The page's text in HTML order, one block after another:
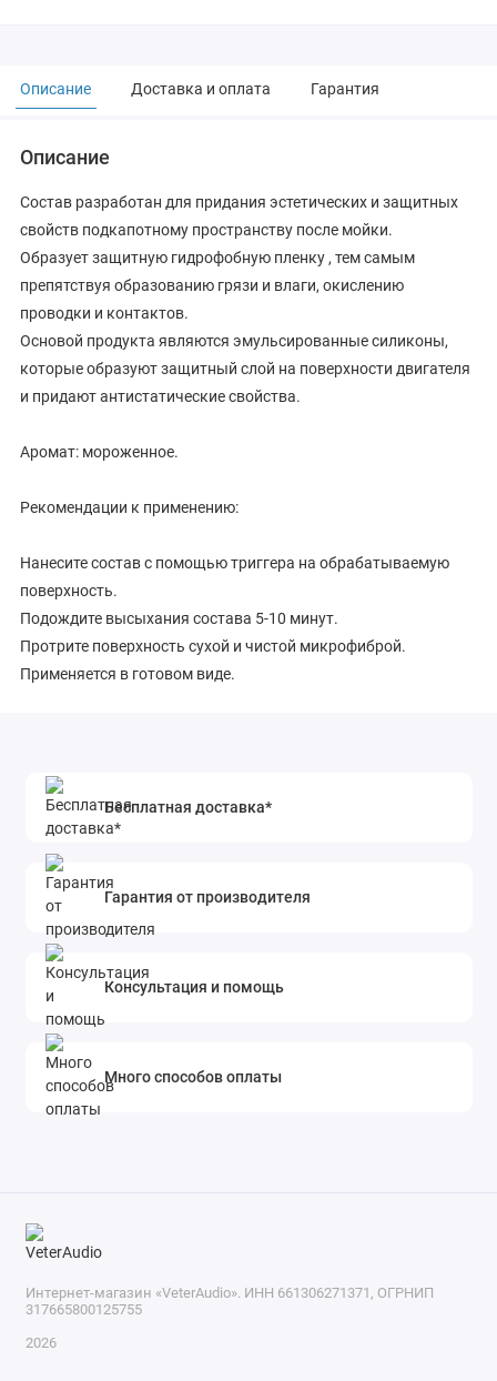
Описание Доставка и оплата Гарантия
Описание
Состав разработан для придания эстетических и защитных
свойств подкапотному пространству после мойки.
Образует защитную гидрофобную пленку , тем самым
препятствуя образованию грязи и влаги, окислению
проводки и контактов.
Основой продукта являются эмульсированные силиконы,
которые образуют защитный слой на поверхности двигателя
и придают антистатические свойства.
Аромат: мороженное.
Рекомендации к применению:
Нанесите состав с помощью триггера на обрабатываемую
поверхность.
Подождите высыхания состава 5-10 минут.
Протрите поверхность сухой и чистой микрофиброй.
Применяется в готовом виде.
Бесплатная доставка*
Гарантия от производителя
Консультация и помощь
Много способов оплаты
Интернет-магазин «VeterAudio». ИНН 661306271371, ОГРНИП
317665800125755
2026